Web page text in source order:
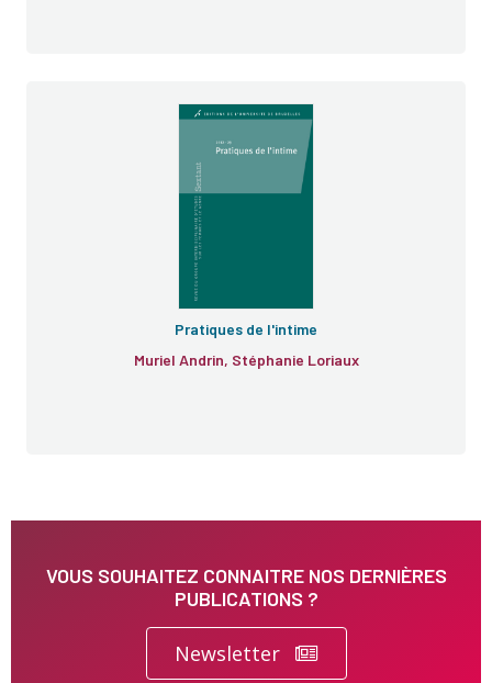
Pratiques de l'intime
Muriel Andrin, Stéphanie Loriaux
VOUS SOUHAITEZ CONNAITRE NOS DERNIÈRES
PUBLICATIONS ?
Newsletter